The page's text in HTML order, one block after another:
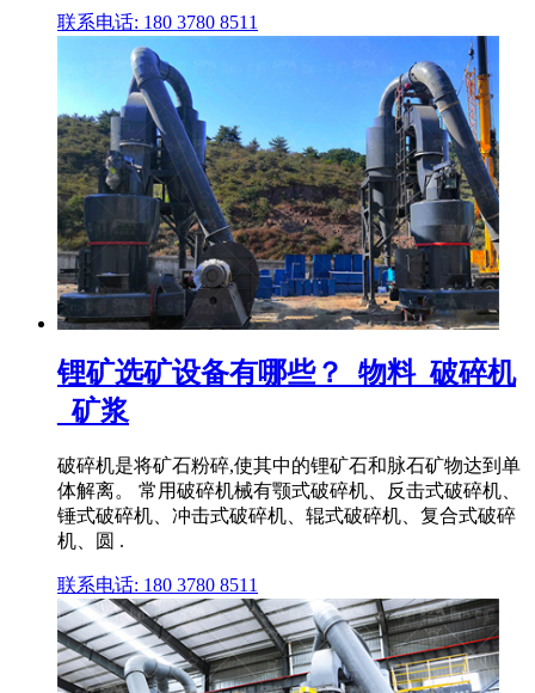
联系电话: 180 3780 8511
锂矿选矿设备有哪些？_物料_破碎机
_矿浆
破碎机是将矿石粉碎,使其中的锂矿石和脉石矿物达到单
体解离。 常用破碎机械有颚式破碎机、反击式破碎机、
锤式破碎机、冲击式破碎机、辊式破碎机、复合式破碎
机、圆 .
联系电话: 180 3780 8511